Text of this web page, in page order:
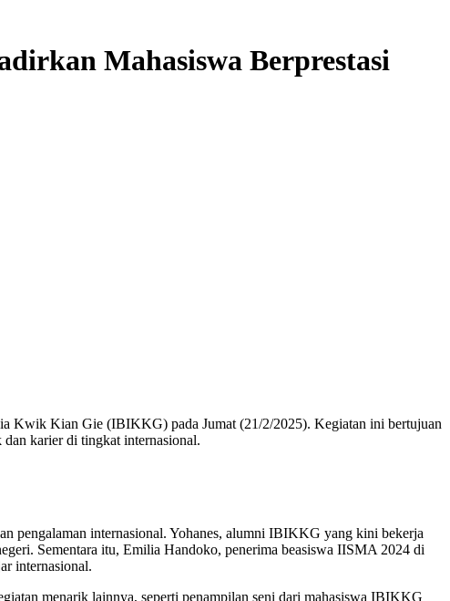
Mahasiswa Berprestasi
Kwik Kian Gie (IBIKKG) pada Jumat (21/2/2025). Kegiatan ini bertujuan
dan karier di tingkat internasional.
pengalaman internasional. Yohanes, alumni IBIKKG yang kini bekerja
Sementara itu, Emilia Handoko, penerima beasiswa IISMA 2024 di
internasional.
menarik lainnya, seperti penampilan seni dari mahasiswa IBIKKG